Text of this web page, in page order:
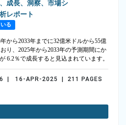
成長、洞察、市場シ
レポート
る
から2033年までに32億米ドルから55億
り、2025年から2033年の予測期間にか
6.2％で成長すると見込まれています。
| 16-APR-2025 | 211 PAGES